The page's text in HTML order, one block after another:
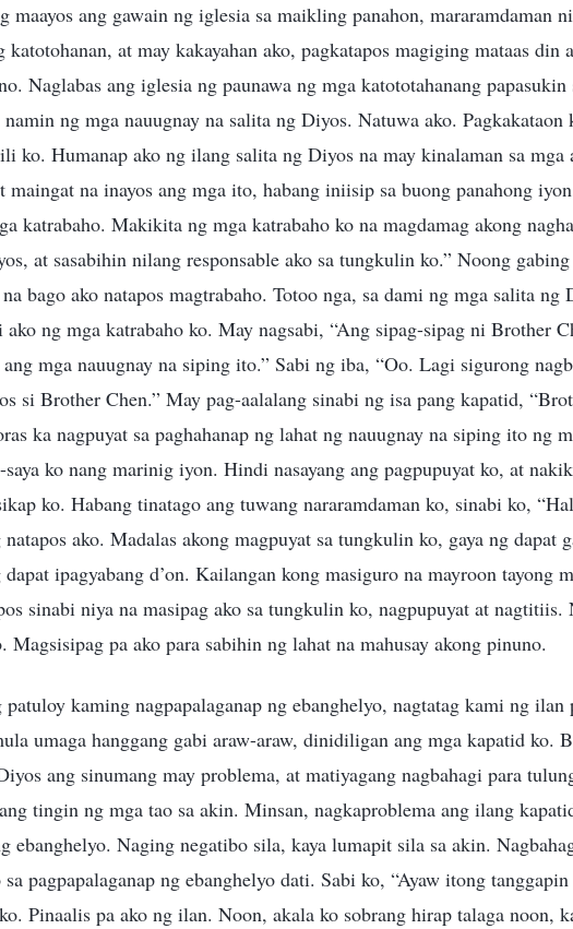
maayos ang gawain ng iglesia sa maikling panahon, mararamdaman
katotohanan, at may kakayahan ako, pagkatapos magiging mataas din
Naglabas ang iglesia ng paunawa ng mga katototahanang papasukin
ng mga nauugnay na salita ng Diyos. Natuwa ako. Pagkakataon
ko. Humanap ako ng ilang salita ng Diyos na may kinalaman sa mga
maingat na inayos ang mga ito, habang iniisip sa buong panahong
katrabaho. Makikita ng mga katrabaho ko na magdamag akong
at sasabihin nilang responsable ako sa tungkulin ko.” Noong
bago ako natapos magtrabaho. Totoo nga, sa dami ng mga salita ng
ng mga katrabaho ko. May nagsabi, “Ang sipag-sipag ni Brother
mga nauugnay na siping ito.” Sabi ng iba, “Oo. Lagi sigurong
si Brother Chen.” May pag-aalalang sinabi ng isa pang kapatid,
ka nagpuyat sa paghahanap ng lahat ng nauugnay na siping ito ng
saya ko nang marinig iyon. Hindi nasayang ang pagpupuyat ko, at
ko. Habang tinatago ang tuwang nararamdaman ko, sinabi ko,
ako. Madalas akong magpuyat sa tungkulin ko, gaya ng dapat
ipagyabang d’on. Kailangan kong masiguro na mayroon tayong
sinabi niya na masipag ako sa tungkulin ko, nagpupuyat at nagtitiis.
Magsisipag pa ako para sabihin ng lahat na mahusay akong pinuno.
patuloy kaming nagpapalaganap ng ebanghelyo, nagtatag kami ng ilan
umaga hanggang gabi araw-araw, dinidiligan ang mga kapatid ko.
ang sinumang may problema, at matiyagang nagbahagi para
tingin ng mga tao sa akin. Minsan, nagkaproblema ang ilang
ebanghelyo. Naging negatibo sila, kaya lumapit sila sa akin.
sa pagpapalaganap ng ebanghelyo dati. Sabi ko, “Ayaw itong
Pinaalis pa ako ng ilan. Noon, akala ko sobrang hirap talaga noon,